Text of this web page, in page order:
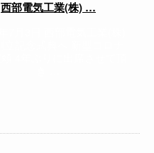
西部電気工業(株) …